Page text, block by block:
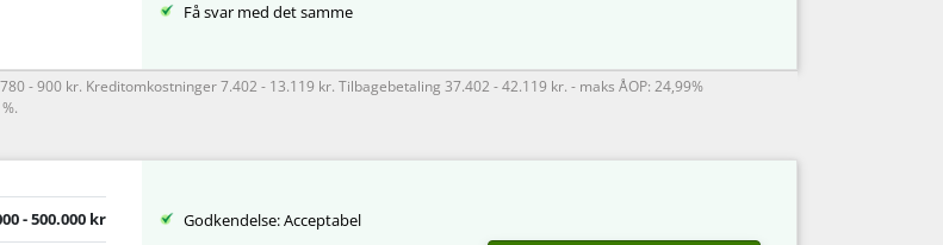
Få svar med det samme
- 900 kr. Kreditomkostninger 7.402 - 13.119 kr. Tilbagebetaling 37.402 - 42.119 kr. - maks ÅOP: 24,99%
- 500.000 kr Godkendelse: Acceptabel